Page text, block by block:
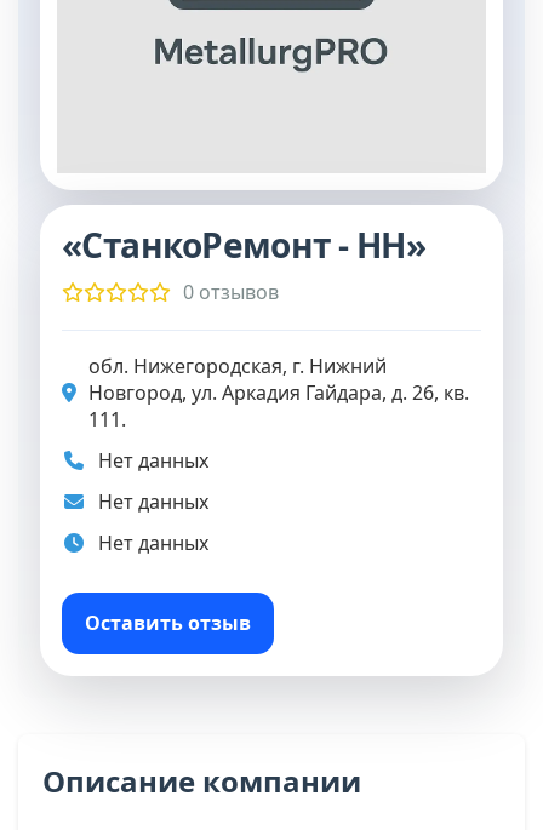
«СтанкоРемонт - НН»
0 отзывов
обл. Нижегородская, г. Нижний
Новгород, ул. Аркадия Гайдара, д. 26, кв.
111.
Нет данных
Нет данных
Нет данных
Оставить отзыв
Описание компании